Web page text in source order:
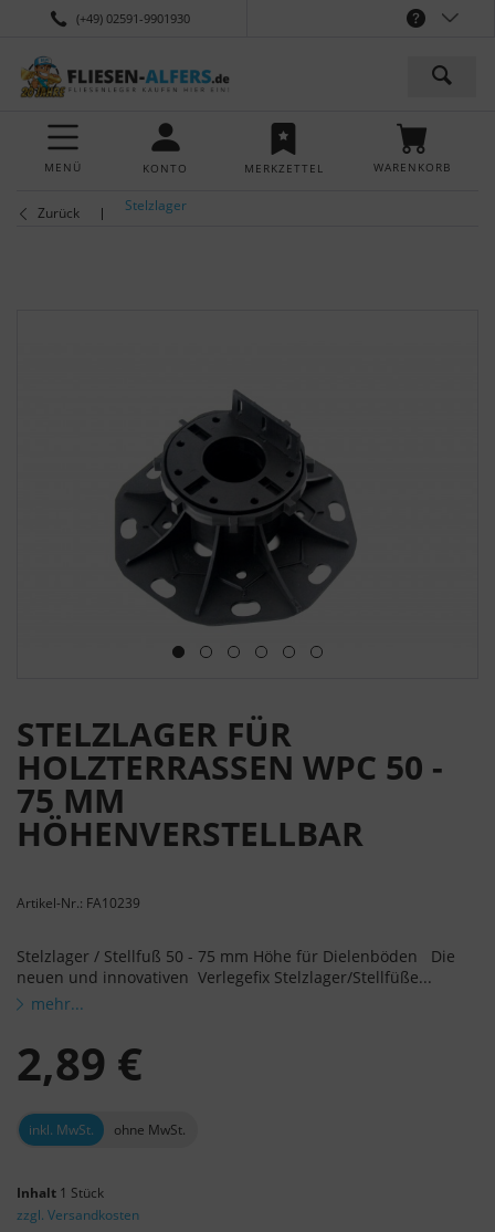
(+49) 02591-9901930
MENÜ KONTO MERKZETTEL WARENKORB
Zurück Stelzlager
STELZLAGER FÜR
HOLZTERRASSEN WPC 50 -
75 MM
HÖHENVERSTELLBAR
Artikel-Nr.: FA10239
Stelzlager / Stellfuß 50 - 75 mm Höhe für Dielenböden Die
neuen und innovativen Verlegefix Stelzlager/Stellfüße...
mehr...
2,89 €
inkl. MwSt. ohne MwSt.
Inhalt 1 Stück
zzgl. Versandkosten